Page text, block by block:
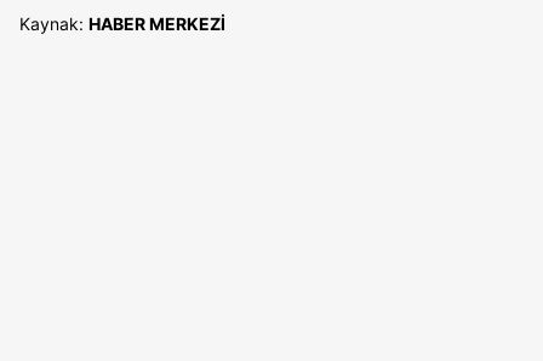
Kaynak: HABER MERKEZİ